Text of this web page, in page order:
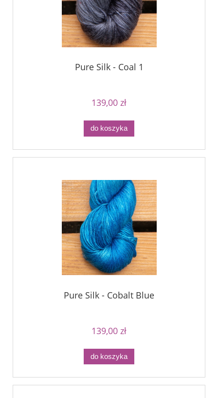
Pure Silk - Coal 1
139,00 zł
do koszyka
Pure Silk - Cobalt Blue
139,00 zł
do koszyka